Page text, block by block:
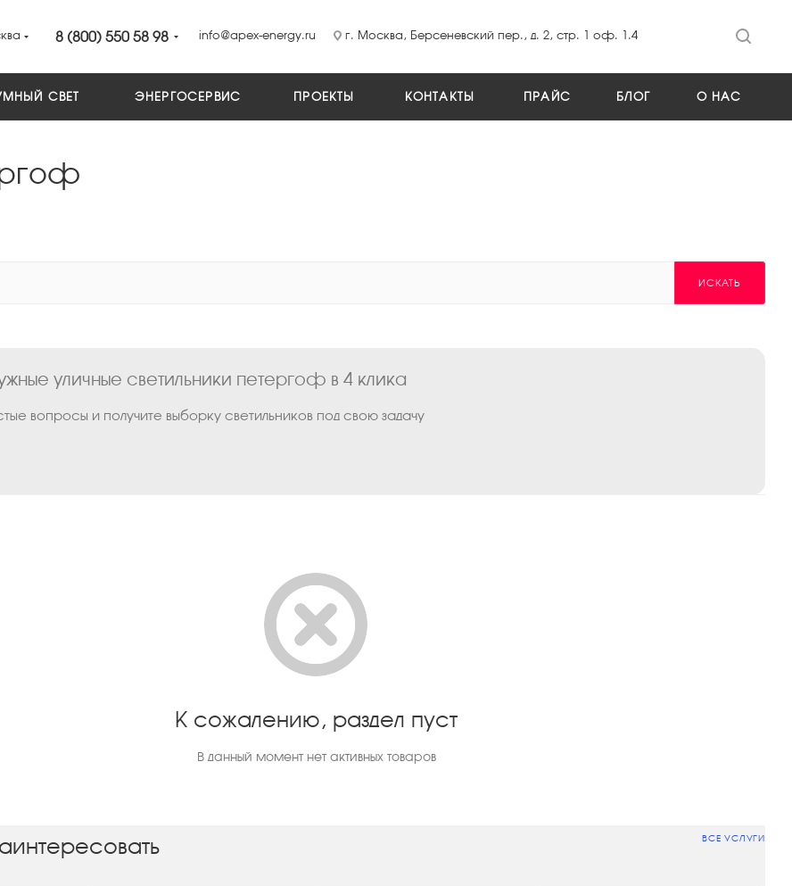
8 (800) 550 58 98 info@apex-energy.ru г. Москва, Берсеневский пер., д. 2, стр. 1 оф. 1.4
СВЕТ ЭНЕРГОСЕРВИС ПРОЕКТЫ КОНТАКТЫ ПРАЙС БЛОГ О НАС
ИСКАТЬ
уличные светильники петергоф в 4 клика
вопросы и получите выборку светильников под свою задачу
К сожалению, раздел пуст
В данный момент нет активных товаров
ВСЕ УСЛУГИ